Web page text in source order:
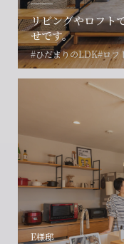
リビングやロフト
せです。
#ひだまりのLDK#ロフ
E様邸